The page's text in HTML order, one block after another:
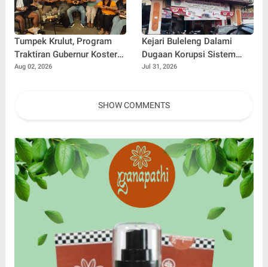
Tumpek Krulut, Program
Traktiran Gubernur Koster
Dongkrak Omzet UMKM
Aug 02, 2026
Kejari Buleleng Dalami
Dugaan Korupsi Sistem
Elektronik Perumda Pasar,
Jul 31, 2026
SHOW COMMENTS